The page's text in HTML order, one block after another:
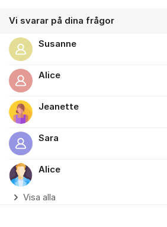
Vi svarar på dina frågor
Susanne
Alice
Jeanette
Sara
Alice
Visa alla